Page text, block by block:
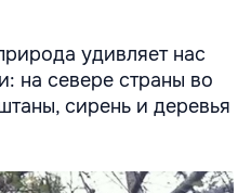
удивляет нас
на севере страны во
сирень и деревья